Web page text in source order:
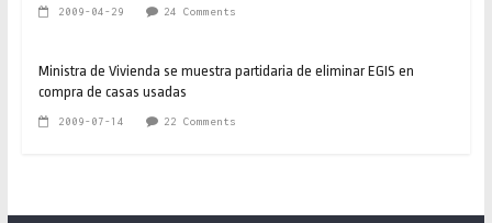
2009-04-29 24 Comments
Ministra de Vivienda se muestra partidaria de eliminar EGIS en
compra de casas usadas
2009-07-14 22 Comments